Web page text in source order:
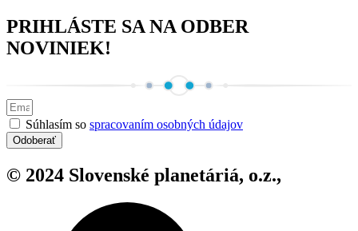
PRIHLÁSTE SA NA ODBER
NOVINIEK!
Súhlasím so spracovaním osobných údajov
Odoberať
© 2024 Slovenské planetáriá, o.z.,